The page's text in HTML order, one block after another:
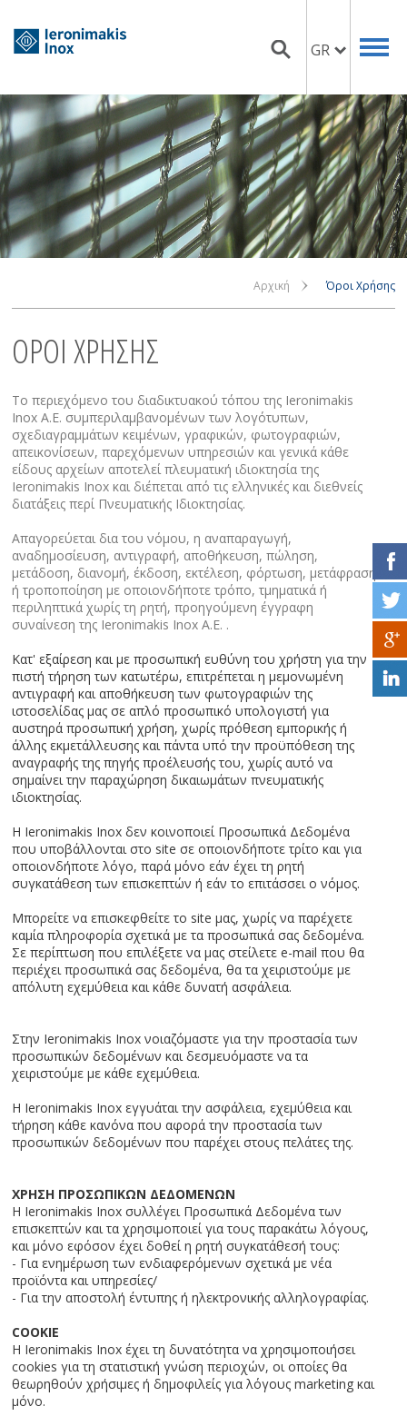
GR
Αρχική Όροι Χρήσης
ΟΡΟΙ ΧΡΗΣΗΣ
Το περιεχόμενο του διαδικτυακού τόπου της Ieronimakis
Inox A.E. συμπεριλαμβανομένων των λογότυπων,
σχεδιαγραμμάτων κειμένων, γραφικών, φωτογραφιών,
απεικονίσεων, παρεχόμενων υπηρεσιών και γενικά κάθε
είδους αρχείων αποτελεί πλευματική ιδιοκτησία της
Ieronimakis Inox και διέπεται από τις ελληνικές και διεθνείς
διατάξεις περί Πνευματικής Ιδιοκτησίας.
Απαγορεύεται δια του νόμου, η αναπαραγωγή,
αναδημοσίευση, αντιγραφή, αποθήκευση, πώληση,
μετάδοση, διανομή, έκδοση, εκτέλεση, φόρτωση, μετάφραση
ή τροποποίηση με οποιονδήποτε τρόπο, τμηματικά ή
περιληπτικά χωρίς τη ρητή, προηγούμενη έγγραφη
συναίνεση της Ieronimakis Inox A.E. .
Κατ' εξαίρεση και με προσωπική ευθύνη του χρήστη για την
πιστή τήρηση των κατωτέρω, επιτρέπεται η μεμονωμένη
αντιγραφή και αποθήκευση των φωτογραφιών της
ιστοσελίδας μας σε απλό προσωπικό υπολογιστή για
αυστηρά προσωπική χρήση, χωρίς πρόθεση εμπορικής ή
άλλης εκμετάλλευσης και πάντα υπό την προϋπόθεση της
αναγραφής της πηγής προέλευσής του, χωρίς αυτό να
σημαίνει την παραχώρηση δικαιωμάτων πνευματικής
ιδιοκτησίας.
Η Ieronimakis Inox δεν κοινοποιεί Προσωπικά Δεδομένα
που υποβάλλονται στο site σε οποιονδήποτε τρίτο και για
οποιονδήποτε λόγο, παρά μόνο εάν έχει τη ρητή
συγκατάθεση των επισκεπτών ή εάν το επιτάσσει ο νόμος.
Μπορείτε να επισκεφθείτε το site μας, χωρίς να παρέχετε
καμία πληροφορία σχετικά με τα προσωπικά σας δεδομένα.
Σε περίπτωση που επιλέξετε να μας στείλετε e-mail που θα
περιέχει προσωπικά σας δεδομένα, θα τα χειριστούμε με
απόλυτη εχεμύθεια και κάθε δυνατή ασφάλεια.
Στην Ieronimakis Inox νοιαζόμαστε για την προστασία των
προσωπικών δεδομένων και δεσμευόμαστε να τα
χειριστούμε με κάθε εχεμύθεια.
Η Ieronimakis Inox εγγυάται την ασφάλεια, εχεμύθεια και
τήρηση κάθε κανόνα που αφορά την προστασία των
προσωπικών δεδομένων που παρέχει στους πελάτες της.
ΧΡΗΣΗ ΠΡΟΣΩΠΙΚΩΝ ΔΕΔΟΜΕΝΩΝ
Η Ieronimakis Inox συλλέγει Προσωπικά Δεδομένα των
επισκεπτών και τα χρησιμοποιεί για τους παρακάτω λόγους,
και μόνο εφόσον έχει δοθεί η ρητή συγκατάθεσή τους:
- Για ενημέρωση των ενδιαφερόμενων σχετικά με νέα
προϊόντα και υπηρεσίες/
- Για την αποστολή έντυπης ή ηλεκτρονικής αλληλογραφίας.
COOKIE
H Ieronimakis Inox έχει τη δυνατότητα να χρησιμοποιήσει
cookies για τη στατιστική γνώση περιοχών, οι οποίες θα
θεωρηθούν χρήσιμες ή δημοφιλείς για λόγους marketing και
μόνο.